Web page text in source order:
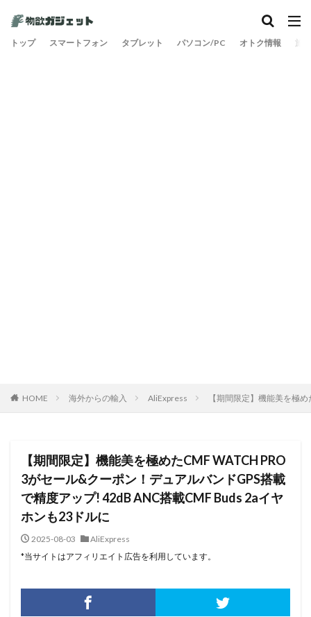
トップ スマートフォン タブレット パソコン/PC オトク情報 旅
HOME 海外からの輸入 AliExpress 【期間限定】機能美を極
【期間限定】機能美を極めたCMF WATCH PRO
3がセール&クーポン！デュアルバンドGPS搭載
で精度アップ! 42dB ANC搭載CMF Buds 2aイヤ
ホンも23ドルに
2025-08-03
AliExpress
*当サイトはアフィリエイト広告を利用しています。